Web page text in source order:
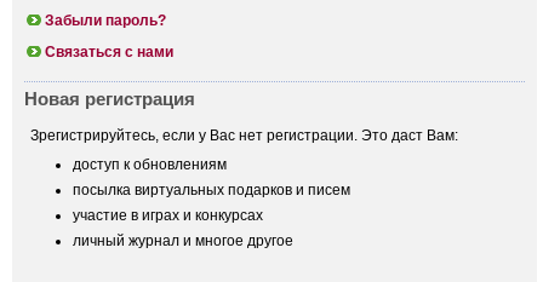
Забыли пароль?
Связаться с нами
Новая регистрация
Зрегистрируйтесь, если у Вас нет регистрации. Это даст Вам:
доступ к обновлениям
посылка виртуальных подарков и писем
участие в играх и конкурсах
личный журнал и многое другое